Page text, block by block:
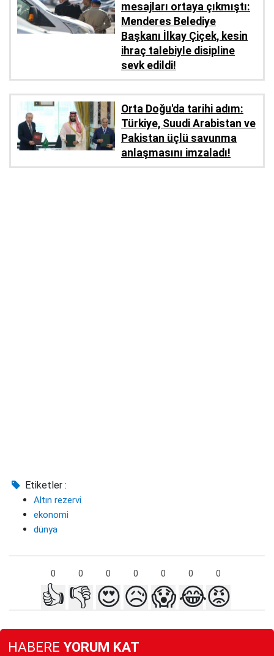
mesajları ortaya çıkmıştı:
Menderes Belediye
Başkanı İlkay Çiçek, kesin
ihraç talebiyle disipline
sevk edildi!
Orta Doğu'da tarihi adım:
Türkiye, Suudi Arabistan ve
Pakistan üçlü savunma
anlaşmasını imzaladı!
Etiketler :
Altın rezervi
ekonomi
dünya
0 0 0 0 0 0 0
👍 👎 😍😥😱😂😡
HABERE YORUM KAT